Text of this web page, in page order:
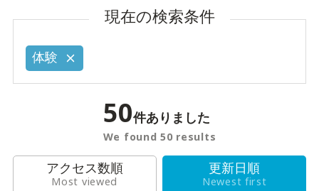
現在の検索条件
体験
50件ありました
We found 50 results
アクセス数順
Most viewed
更新日順
Newest first